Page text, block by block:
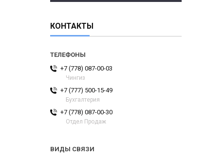
КОНТАКТЫ
+7 (778) 087-00-03
Чингиз
+7 (777) 500-15-49
Бухгалтерия
+7 (778) 087-00-30
Отдел Продаж